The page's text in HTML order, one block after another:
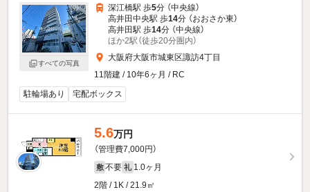
すべての写真
深江橋駅 歩5分 （中央線）
高井田中央駅 歩14分 （おおさか東）
高井田駅 歩14分 （中央線）
ほか2駅（徒歩20分圏内）
大阪府大阪市城東区諏訪4丁目
11階建 / 10年6ヶ月 / RC
駐輪場あり
宅配ボックス
5.6万円
（管理費7,000円）
敷 不要 礼 1.0ヶ月
2階 / 1K / 21.9㎡